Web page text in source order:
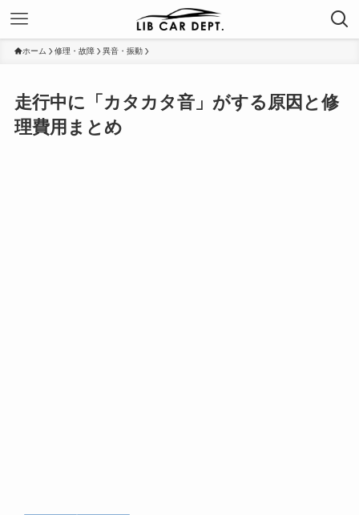
ホーム 修理・故障 異音・振動
走行中に「カタカタ音」がする原因と修
理費用まとめ